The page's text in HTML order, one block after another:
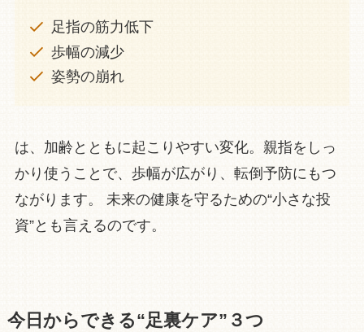
足指の筋力低下
歩幅の減少
姿勢の崩れ
は、加齢とともに起こりやすい変化。親指をしっ
かり使うことで、歩幅が広がり、転倒予防にもつ
ながります。 未来の健康を守るための“小さな投
資”とも言えるのです。
今日からできる“足裏ケア”３つ